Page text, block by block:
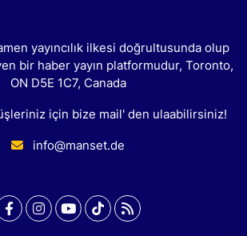
yayıncılık ilkesi doğrultusunda olup
bir haber yayın platformudur, Toronto,
ON D5E 1C7, Canada
için bize mail' den ulaabilirsiniz!
info@manset.de